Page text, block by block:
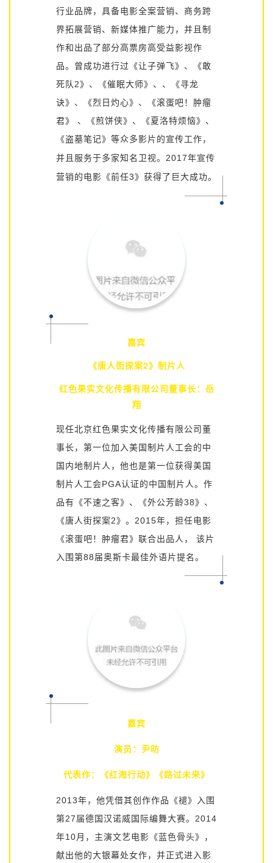
行业品牌，具备电影全案营销、商务跨
界拓展营销、新媒体推广能力，并且制
作和出品了部分高票房高受益影视作
品。曾成功进行过《让子弹飞》、《敢
死队2》、《催眠大师》、、《寻龙
诀》、《烈日灼心》、《滚蛋吧！肿瘤
君》 、《煎饼侠》、《夏洛特烦恼》、
《盗墓笔记》等众多影片的宣传工作，
并且服务于多家知名卫视。2017年宣传
营销的电影《前任3》获得了巨大成功。
嘉宾
《唐人街探案2》制片人
红色果实文化传播有限公司董事长：岳
翔
现任北京红色果实文化传播有限公司董
事长，第一位加入美国制片人工会的中
国内地制片人，他也是第一位获得美国
制片人工会PGA认证的中国制片人。作
品有《不速之客》、《外公芳龄38》、
《唐人街探案2》。2015年，担任电影
《滚蛋吧！肿瘤君》联合出品人，
该片
入围第88届奥斯卡最佳外语片提名。
嘉宾
演员：尹昉
代表作：《红海行动》《路过未来》
2013年，他凭借其创作作品《褪》入围
第27届德国汉诺威国际编舞大赛。2014
年10月，主演文艺电影《蓝色骨头》，
献出他的大银幕处女作，并正式进入影